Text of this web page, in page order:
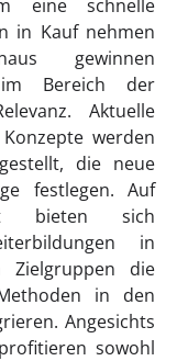
eine schnelle
in Kauf nehmen
gewinnen
im Bereich der
Aktuelle
werden
die neue
festlegen. Auf
bieten sich
in
Zielgruppen die
in den
Angesichts
sowohl